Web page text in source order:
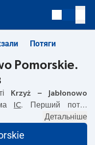
Потяги
Pomorskie.
Krzyż – Jabłonowo
IC. Перший потяг
також інші потяги:
Детальніше